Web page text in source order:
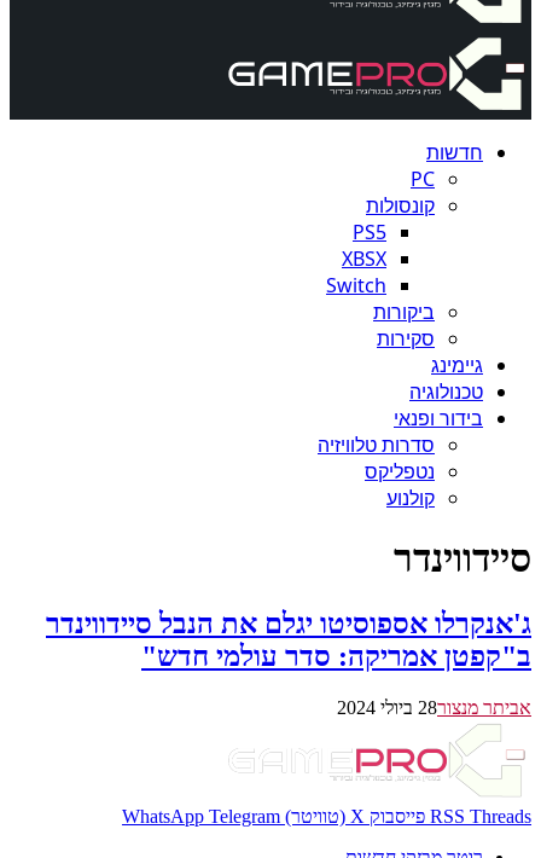
חדשות
PC
קונסולות
PS5
XBSX
Switch
ביקורות
סקירות
גיימינג
טכנולוגיה
בידור ופנאי
סדרות טלוויזיה
נטפליקס
קולנוע
סיידווינדר
ג'אנקרלו אספוסיטו יגלם את הנבל סיידווינדר
ב"קפטן אמריקה: סדר עולמי חדש"
אביתר מנצור28 ביולי 2024
RSS Threads פייסבוק X (טוויטר) WhatsApp Telegram